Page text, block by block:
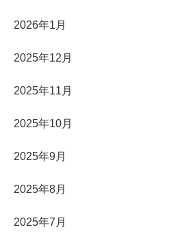
2026年1月
2025年12月
2025年11月
2025年10月
2025年9月
2025年8月
2025年7月